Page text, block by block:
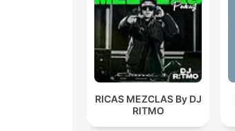
RICAS MEZCLAS By DJ
RITMO